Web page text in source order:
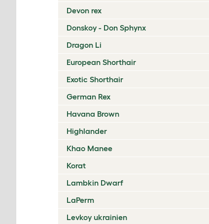
Devon rex
Donskoy - Don Sphynx
Dragon Li
European Shorthair
Exotic Shorthair
German Rex
Havana Brown
Highlander
Khao Manee
Korat
Lambkin Dwarf
LaPerm
Levkoy ukrainien